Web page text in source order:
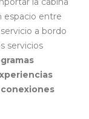
espacio entre
a bordo
servicios